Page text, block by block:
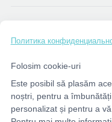
КОНТАКТЫ
Политика
Folosim cookie-uri
Este posibil să plasăm
noștri, pentru a
personalizat și pentru a